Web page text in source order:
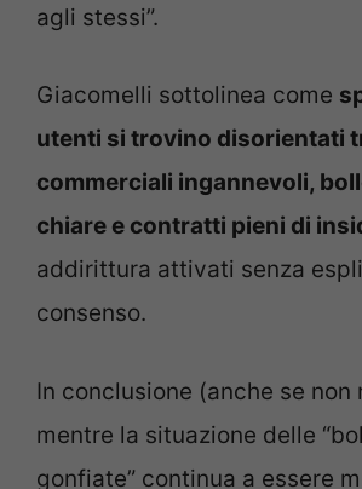
agli stessi”.
Giacomelli sottolinea come
utenti si trovino disorientati
commerciali ingannevoli,
chiare e contratti pieni di
addirittura attivati senza
consenso.
In conclusione (anche se non
mentre la situazione delle
gonfiate” continua a essere